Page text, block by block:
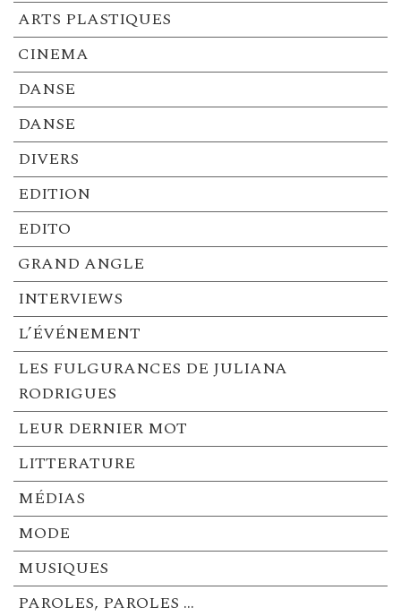
ARTS PLASTIQUES
CINEMA
DANSE
DANSE
DIVERS
EDITION
EDITO
GRAND ANGLE
INTERVIEWS
L’ÉVÉNEMENT
LES FULGURANCES DE JULIANA
RODRIGUES
LEUR DERNIER MOT
LITTERATURE
MÉDIAS
MODE
MUSIQUES
PAROLES, PAROLES …